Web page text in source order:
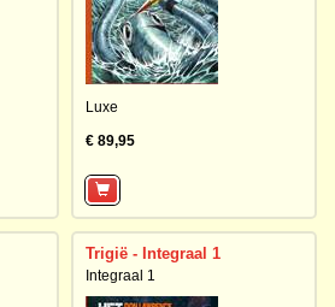
Luxe
€ 89,95
Trigië - Integraal 1
Integraal 1